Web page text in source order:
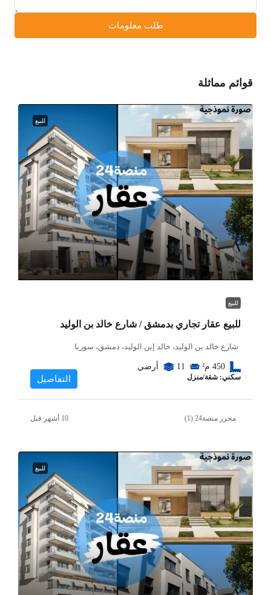
طلب معلومات
قوائم مماثلة
للبيع
للبيع
للبيع عقار تجاري بدمشق / شارع خالد بن الوليد
شارع خالد بن الوليد، خالد إبن الوليد، دمشق، سوريا
450 م² 11 أرضي
سكني: شقة/منزل التفاصيل
محرر منصة24 (1)
للبيع